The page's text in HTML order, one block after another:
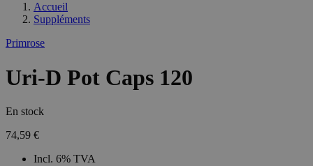
Accueil
Suppléments
Primrose
Uri-D Pot Caps 120
En stock
74,59 €
Incl. 6% TVA